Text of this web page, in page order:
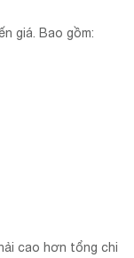
giá. Bao gồm:
cao hơn tổng chi